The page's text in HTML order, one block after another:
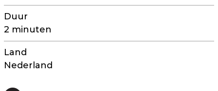
Duur
2 minuten
Land
Nederland